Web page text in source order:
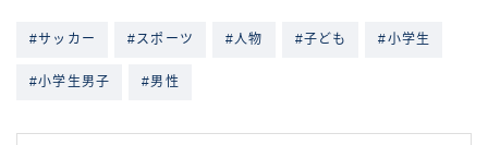
#サッカー #スポーツ #人物 #子ども #小学生
#小学生男子 #男性